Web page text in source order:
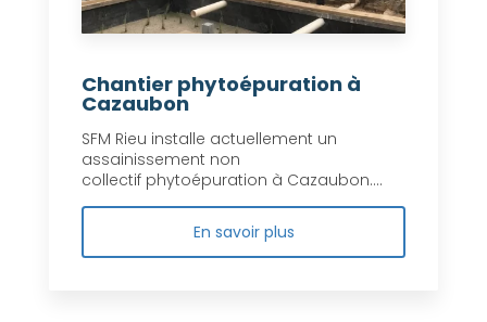
Chantier phytoépuration à
Cazaubon
SFM Rieu installe actuellement un
assainissement non
collectif phytoépuration à Cazaubon....
En savoir plus